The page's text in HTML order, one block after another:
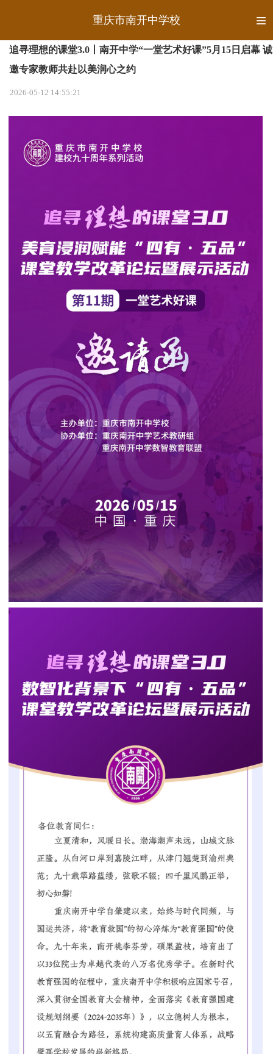
重庆市南开中学校
追寻理想的课堂3.0丨南开中学“一堂艺术好课”5月15日启幕 诚
邀专家教师共赴以美润心之约
2026-05-12 14:55:21